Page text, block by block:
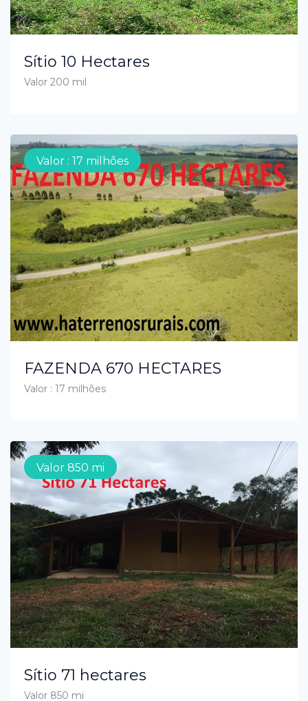
Sítio 10 Hectares
Valor 200 mil
Valor : 17 milhões
FAZENDA 670 HECTARES
Valor : 17 milhões
Valor 850 mi
Sítio 71 hectares
Valor 850 mi